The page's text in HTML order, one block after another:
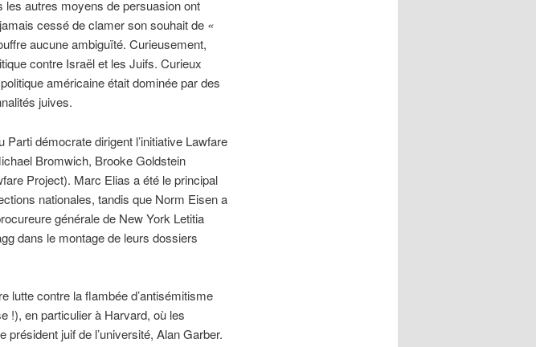
autres moyens de persuasion ont
cessé de clamer son souhait de «
aucune ambiguïté. Curieusement,
contre Israël et les Juifs. Curieux
américaine était dominée par des
juives.
démocrate dirigent l’initiative Lawfare
Bromwich, Brooke Goldstein
Project). Marc Elias a été le principal
nationales, tandis que Norm Eisen a
générale de New York Letitia
dans le montage de leurs dossiers
lutte contre la flambée d’antisémitisme
!), en particulier à Harvard, où les
juif de l’université, Alan Garber.